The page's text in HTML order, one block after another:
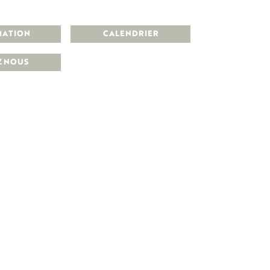
NOUS
CALENDRIER